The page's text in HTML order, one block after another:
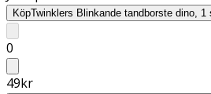
KöpTwinklers Blinkande tandborste dino, 1
0
49kr